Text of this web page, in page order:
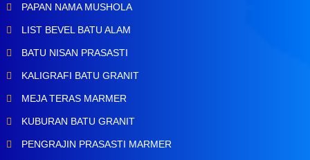
PAPAN NAMA MUSHOLA
LIST BEVEL BATU ALAM
BATU NISAN PRASASTI
KALIGRAFI BATU GRANIT
MEJA TERAS MARMER
KUBURAN BATU GRANIT
PENGRAJIN PRASASTI MARMER